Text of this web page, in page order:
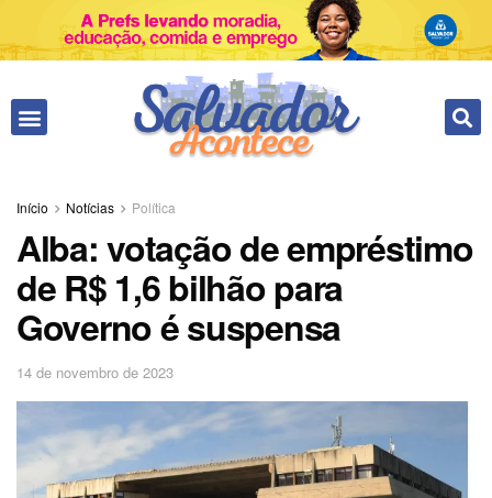
Início Notícias Política
Alba: votação de empréstimo
de R$ 1,6 bilhão para
Governo é suspensa
14 de novembro de 2023